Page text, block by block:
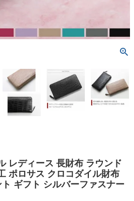
レディース 長財布 ラウンド
ポロサス クロコダイル財布
ギフト シルバーファスナー